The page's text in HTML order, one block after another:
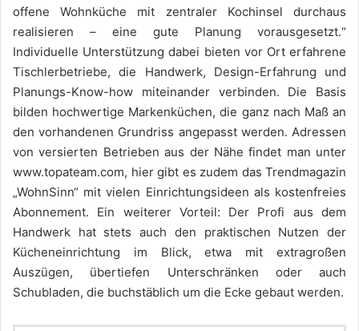
offene Wohnküche mit zentraler Kochinsel durchaus
realisieren – eine gute Planung vorausgesetzt.“
Individuelle Unterstützung dabei bieten vor Ort erfahrene
Tischlerbetriebe, die Handwerk, Design-Erfahrung und
Planungs-Know-how miteinander verbinden. Die Basis
bilden hochwertige Markenküchen, die ganz nach Maß an
den vorhandenen Grundriss angepasst werden. Adressen
von versierten Betrieben aus der Nähe findet man unter
www.topateam.com, hier gibt es zudem das Trendmagazin
„WohnSinn“ mit vielen Einrichtungsideen als kostenfreies
Abonnement. Ein weiterer Vorteil: Der Profi aus dem
Handwerk hat stets auch den praktischen Nutzen der
Kücheneinrichtung im Blick, etwa mit extragroßen
Auszügen, übertiefen Unterschränken oder auch
Schubladen, die buchstäblich um die Ecke gebaut werden.